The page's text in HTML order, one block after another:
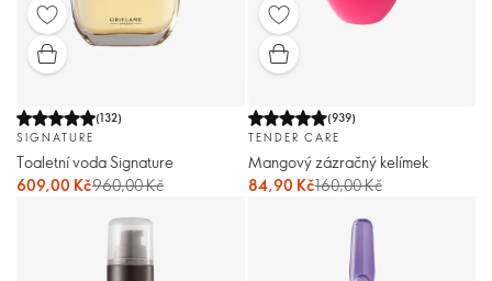
(132)
SIGNATURE
Toaletní voda Signature
609,00 Kč960,00 Kč
(939)
TENDER CARE
Mangový zázračný kelímek
84,90 Kč160,00 Kč